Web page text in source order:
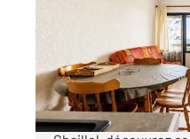
Appartement
74 000
Au cœur de la station